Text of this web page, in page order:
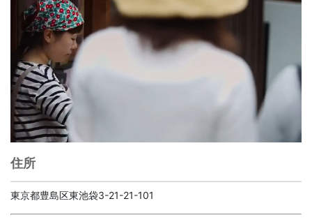
住所
東京都豊島区東池袋3-21-21-101